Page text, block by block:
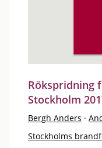
Rökspridning
Stockholm
Bergh Anders ·
Stockholms